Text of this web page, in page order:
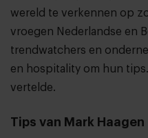
wereld te verkennen op
vroegen Nederlandse en
trendwatchers en
en hospitality om hun
vertelde.
Tips van Mark Haagen